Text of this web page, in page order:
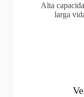
Alta
larga